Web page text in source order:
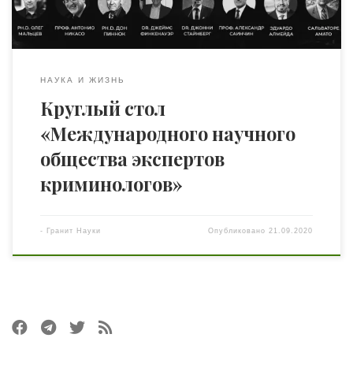
экспертов по […]
НАУКА И ЖИЗНЬ
Круглый стол
«Международного научного
общества экспертов
криминологов»
- Гранит Науки Опубликовано 21.09.2020